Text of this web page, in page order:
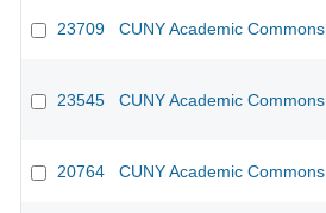
23709 CUNY Academic Commons
23545 CUNY Academic Commons
20764 CUNY Academic Commons